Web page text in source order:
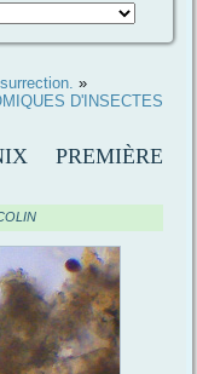
»
D'INSECTES
PREMIÈRE